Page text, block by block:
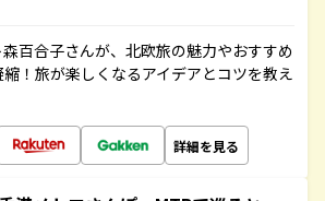
百合子さんが、北欧旅の魅力やおすすめ
！旅が楽しくなるアイデアとコツを教え
詳細を見る